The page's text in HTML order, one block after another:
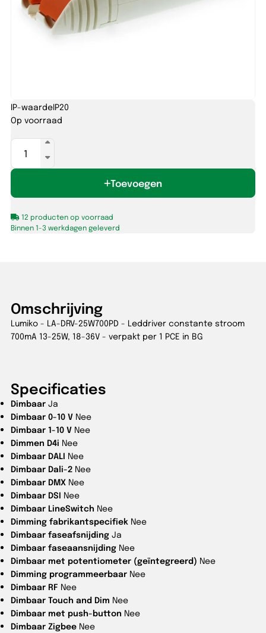
IP-waardeIP20
Op voorraad
Leddriver
constante
stroom
13-
18-
Toevoegen
12 producten op voorraad
Binnen 1-3 werkdagen geleverd
Omschrijving
Lumiko - LA-DRV-25W700PD - Leddriver constante stroom
700mA 13-25W, 18-36V - verpakt per 1 PCE in BG
Specificaties
Dimbaar Ja
Dimbaar 0-10 V Nee
Dimbaar 1-10 V Nee
Dimmen D4i Nee
Dimbaar DALI Nee
Dimbaar Dali-2 Nee
Dimbaar DMX Nee
Dimbaar DSI Nee
Dimbaar LineSwitch Nee
Dimming fabrikantspecifiek Nee
Dimbaar faseafsnijding Ja
Dimbaar faseaansnijding Nee
Dimbaar met potentiometer (geïntegreerd) Nee
Dimming programmeerbaar Nee
Dimbaar RF Nee
Dimbaar Touch and Dim Nee
Dimbaar met push-button Nee
Dimbaar Zigbee Nee